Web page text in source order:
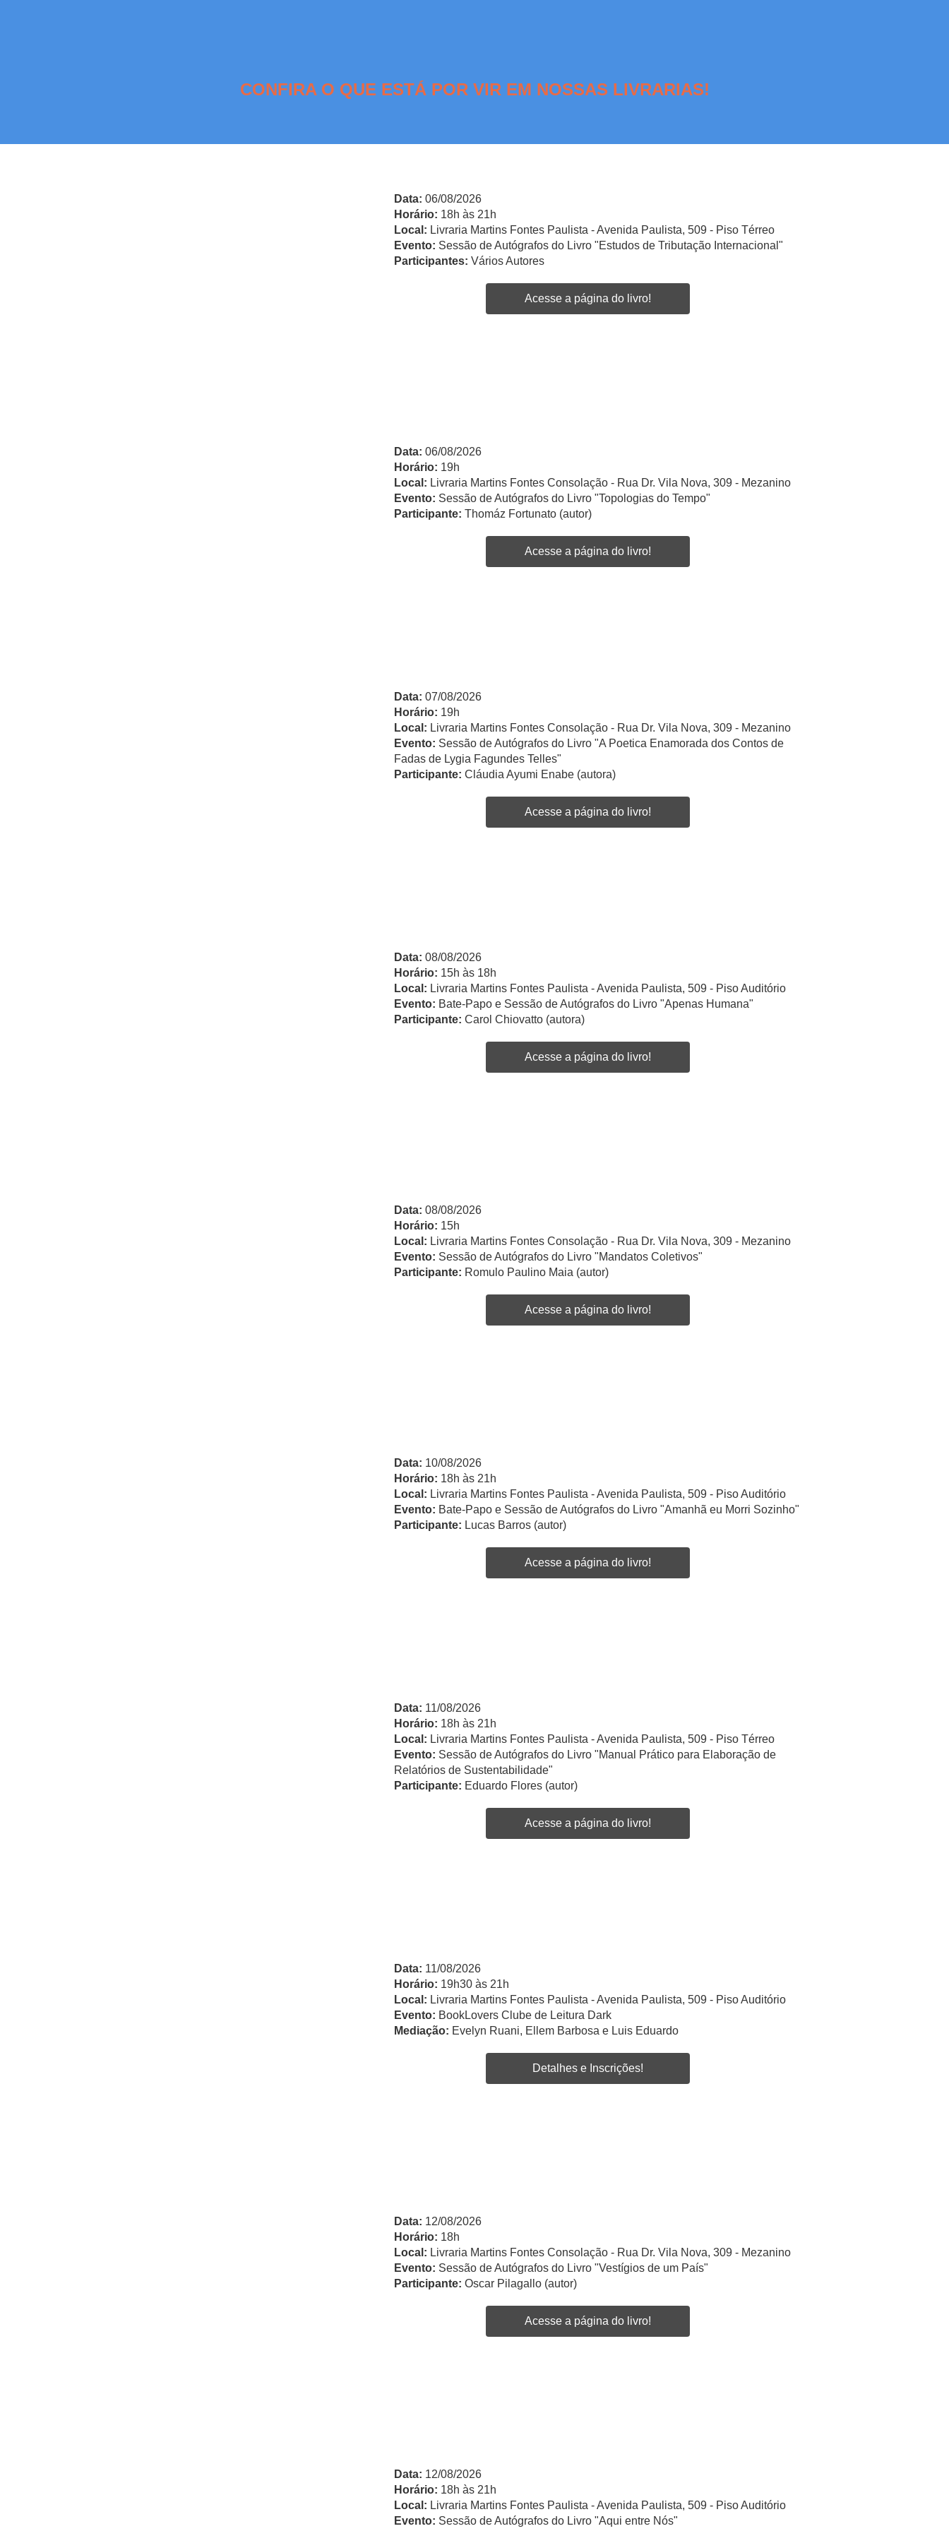
CONFIRA O QUE ESTÁ POR VIR EM NOSSAS LIVRARIAS!
Data: 06/08/2026
Horário: 18h às 21h
Local: Livraria Martins Fontes Paulista - Avenida Paulista, 509 - Piso Térreo
Evento: Sessão de Autógrafos do Livro "Estudos de Tributação Internacional"
Participantes: Vários Autores
Acesse a página do livro!
Data: 06/08/2026
Horário: 19h
Local: Livraria Martins Fontes Consolação - Rua Dr. Vila Nova, 309 - Mezanino
Evento: Sessão de Autógrafos do Livro "Topologias do Tempo"
Participante: Thomáz Fortunato (autor)
Acesse a página do livro!
Data: 07/08/2026
Horário: 19h
Local: Livraria Martins Fontes Consolação - Rua Dr. Vila Nova, 309 - Mezanino
Evento: Sessão de Autógrafos do Livro "A Poetica Enamorada dos Contos de
Fadas de Lygia Fagundes Telles"
Participante: Cláudia Ayumi Enabe (autora)
Acesse a página do livro!
Data: 08/08/2026
Horário: 15h às 18h
Local: Livraria Martins Fontes Paulista - Avenida Paulista, 509 - Piso Auditório
Evento: Bate-Papo e Sessão de Autógrafos do Livro "Apenas Humana"
Participante: Carol Chiovatto (autora)
Acesse a página do livro!
Data: 08/08/2026
Horário: 15h
Local: Livraria Martins Fontes Consolação - Rua Dr. Vila Nova, 309 - Mezanino
Evento: Sessão de Autógrafos do Livro "Mandatos Coletivos"
Participante: Romulo Paulino Maia (autor)
Acesse a página do livro!
Data: 10/08/2026
Horário: 18h às 21h
Local: Livraria Martins Fontes Paulista - Avenida Paulista, 509 - Piso Auditório
Evento: Bate-Papo e Sessão de Autógrafos do Livro "Amanhã eu Morri Sozinho"
Participante: Lucas Barros (autor)
Acesse a página do livro!
Data: 11/08/2026
Horário: 18h às 21h
Local: Livraria Martins Fontes Paulista - Avenida Paulista, 509 - Piso Térreo
Evento: Sessão de Autógrafos do Livro "Manual Prático para Elaboração de
Relatórios de Sustentabilidade"
Participante: Eduardo Flores (autor)
Acesse a página do livro!
Data: 11/08/2026
Horário: 19h30 às 21h
Local: Livraria Martins Fontes Paulista - Avenida Paulista, 509 - Piso Auditório
Evento: BookLovers Clube de Leitura Dark
Mediação: Evelyn Ruani, Ellem Barbosa e Luis Eduardo
Detalhes e Inscrições!
Data: 12/08/2026
Horário: 18h
Local: Livraria Martins Fontes Consolação - Rua Dr. Vila Nova, 309 - Mezanino
Evento: Sessão de Autógrafos do Livro "Vestígios de um País"
Participante: Oscar Pilagallo (autor)
Acesse a página do livro!
Data: 12/08/2026
Horário: 18h às 21h
Local: Livraria Martins Fontes Paulista - Avenida Paulista, 509 - Piso Auditório
Evento: Sessão de Autógrafos do Livro "Aqui entre Nós"